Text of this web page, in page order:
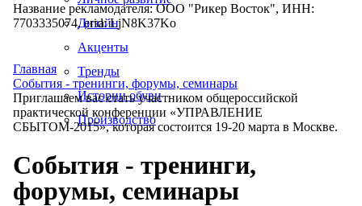
Дизайн
Акценты
Тренды
Истории обуви
Производство
Название рекламодателя: ООО "Рикер Восток", ИНН:
7703335074, erid: LjN8K37Ko
Главная
События - тренинги, форумы, семинары
Приглашаем вас стать участником общероссийской
практической конференции «УПРАВЛЕНИЕ
СБЫТОМ-2015», которая состоится 19-20 марта в Москве.
События - тренинги,
форумы, семинары